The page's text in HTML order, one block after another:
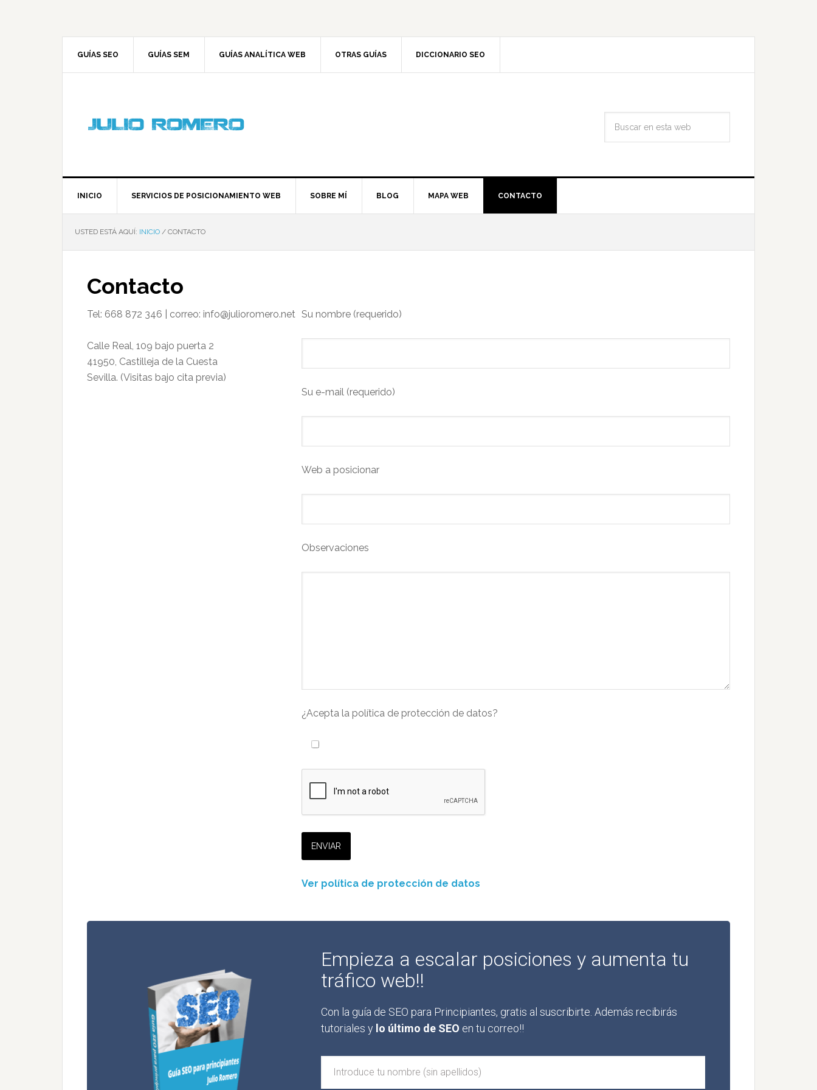
GUÍAS SEO GUÍAS SEM GUÍAS ANALÍTICA WEB OTRAS GUÍAS DICCIONARIO SEO
INICIO SERVICIOS DE POSICIONAMIENTO WEB SOBRE MÍ BLOG MAPA WEB CONTACTO
USTED ESTÁ AQUÍ: INICIO / CONTACTO
Contacto
Tel: 668 872 346 | correo: info@julioromero.net
Calle Real, 109 bajo puerta 2
41950, Castilleja de la Cuesta
Sevilla​. (Visitas bajo cita previa)
Su nombre (requerido)
Su e-mail (requerido)
Web a posicionar
Observaciones
¿Acepta la política de protección de datos?
Ver política de protección de datos
Empieza a escalar posiciones y aumenta tu
tráfico web!!
Con la guía de SEO para Principiantes, gratis al suscribirte. Además recibirás
tutoriales y lo último de SEO en tu correo!!